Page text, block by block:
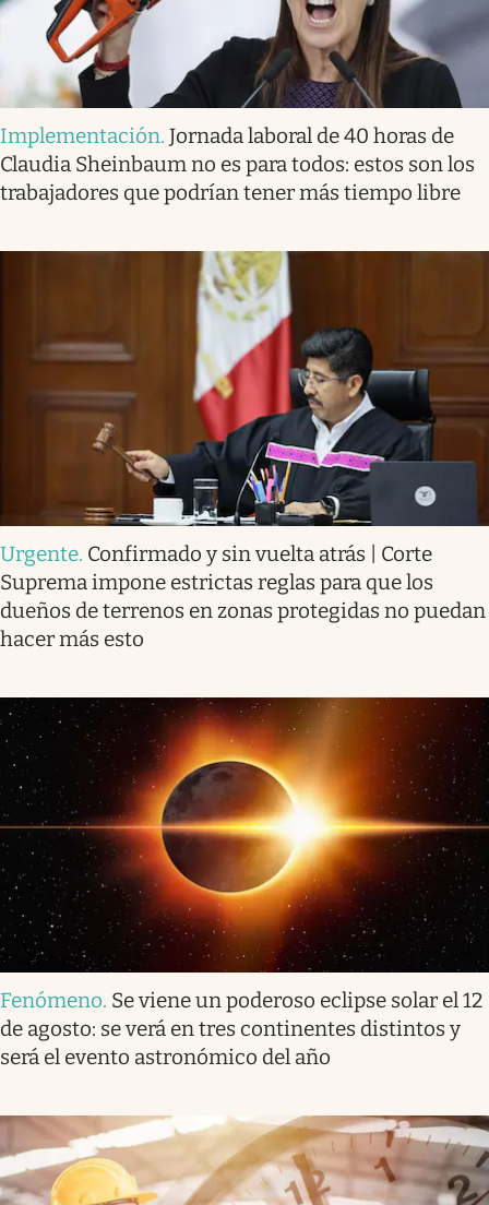
Implementación. Jornada laboral de 40 horas de
Claudia Sheinbaum no es para todos: estos son los
trabajadores que podrían tener más tiempo libre
Urgente. Confirmado y sin vuelta atrás | Corte
Suprema impone estrictas reglas para que los
dueños de terrenos en zonas protegidas no puedan
hacer más esto
Fenómeno. Se viene un poderoso eclipse solar el 12
de agosto: se verá en tres continentes distintos y
será el evento astronómico del año